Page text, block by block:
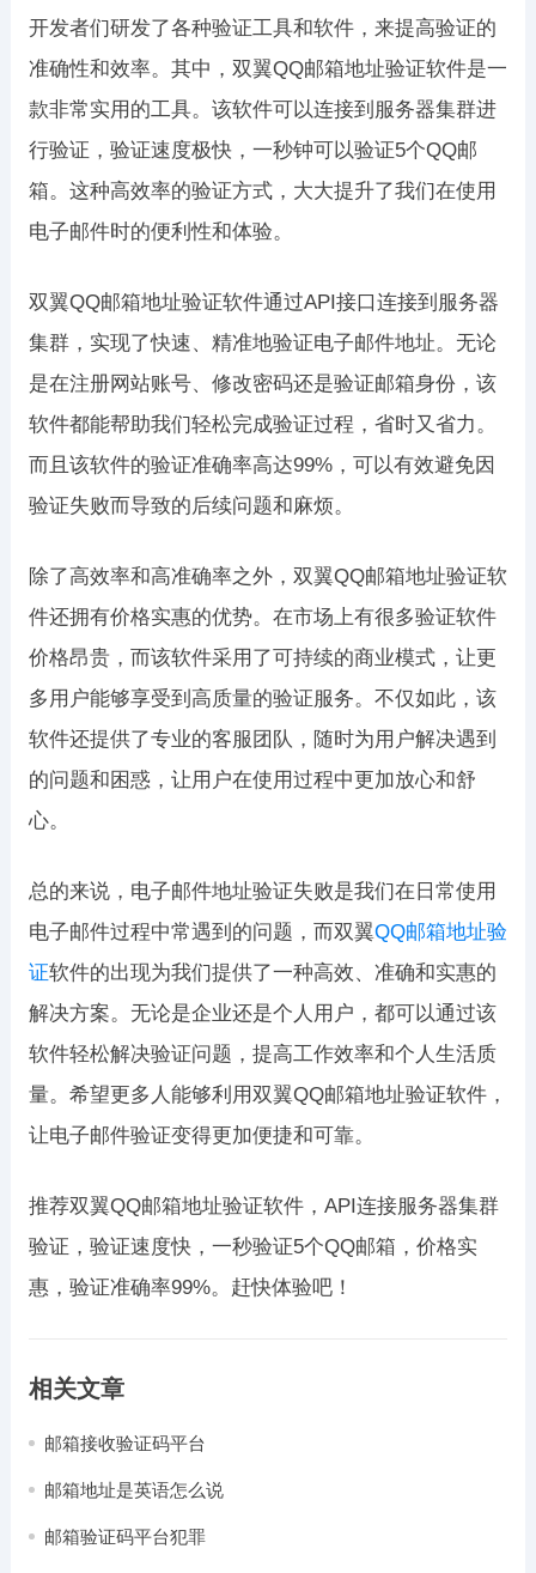
开发者们研发了各种验证工具和软件，来提高验证的
准确性和效率。其中，双翼QQ邮箱地址验证软件是一
款非常实用的工具。该软件可以连接到服务器集群进
行验证，验证速度极快，一秒钟可以验证5个QQ邮
箱。这种高效率的验证方式，大大提升了我们在使用
电子邮件时的便利性和体验。
双翼QQ邮箱地址验证软件通过API接口连接到服务器
集群，实现了快速、精准地验证电子邮件地址。无论
是在注册网站账号、修改密码还是验证邮箱身份，该
软件都能帮助我们轻松完成验证过程，省时又省力。
而且该软件的验证准确率高达99%，可以有效避免因
验证失败而导致的后续问题和麻烦。
除了高效率和高准确率之外，双翼QQ邮箱地址验证软
件还拥有价格实惠的优势。在市场上有很多验证软件
价格昂贵，而该软件采用了可持续的商业模式，让更
多用户能够享受到高质量的验证服务。不仅如此，该
软件还提供了专业的客服团队，随时为用户解决遇到
的问题和困惑，让用户在使用过程中更加放心和舒
心。
总的来说，电子邮件地址验证失败是我们在日常使用
电子邮件过程中常遇到的问题，而双翼QQ邮箱地址验
证软件的出现为我们提供了一种高效、准确和实惠的
解决方案。无论是企业还是个人用户，都可以通过该
软件轻松解决验证问题，提高工作效率和个人生活质
量。希望更多人能够利用双翼QQ邮箱地址验证软件，
让电子邮件验证变得更加便捷和可靠。
推荐双翼QQ邮箱地址验证软件，API连接服务器集群
验证，验证速度快，一秒验证5个QQ邮箱，价格实
惠，验证准确率99%。赶快体验吧！
相关文章
邮箱接收验证码平台
邮箱地址是英语怎么说
邮箱验证码平台犯罪